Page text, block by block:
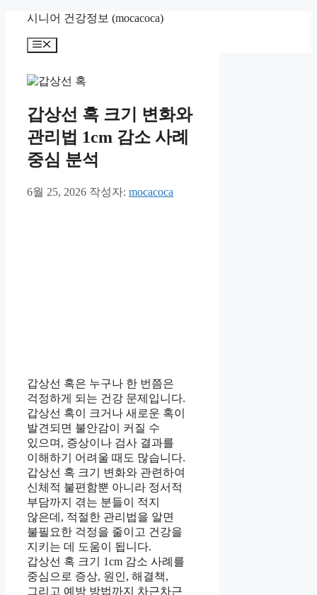
시니어 건강정보 (mocacoca)
메
갑상선 혹 크기 변화와
관리법 1cm 감소 사례
중심 분석
6월 25, 2026 작성자: mocacoca
갑상선 혹은 누구나 한 번쯤은
걱정하게 되는 건강 문제입니다.
갑상선 혹이 크거나 새로운 혹이
발견되면 불안감이 커질 수
있으며, 증상이나 검사 결과를
이해하기 어려울 때도 많습니다.
갑상선 혹 크기 변화와 관련하여
신체적 불편함뿐 아니라 정서적
부담까지 겪는 분들이 적지
않은데, 적절한 관리법을 알면
불필요한 걱정을 줄이고 건강을
지키는 데 도움이 됩니다.
갑상선 혹 크기 1cm 감소 사례를
중심으로 증상, 원인, 해결책,
그리고 예방 방법까지 차근차근